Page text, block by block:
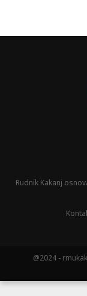
Rudnik Kakanj
@2024 -